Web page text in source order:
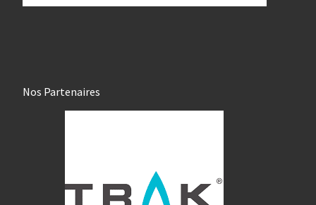
Nos Partenaires